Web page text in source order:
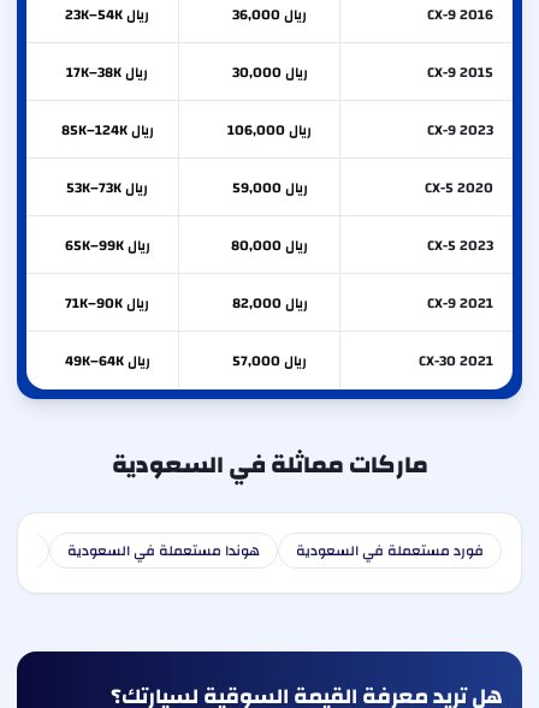
CX-9 2016 ريال 36,000 ريال 23K–54K
CX-9 2015 ريال 30,000 ريال 17K–38K
CX-9 2023 ريال 106,000 ريال 85K–124K
CX-5 2020 ريال 59,000 ريال 53K–73K
CX-5 2023 ريال 80,000 ريال 65K–99K
CX-9 2021 ريال 82,000 ريال 71K–90K
CX-30 2021 ريال 57,000 ريال 49K–64K
ماركات مماثلة في السعودية
فورد مستعملة في السعودية هوندا مستعملة في السعودية
هل تريد معرفة القيمة السوقية لسيارتك؟